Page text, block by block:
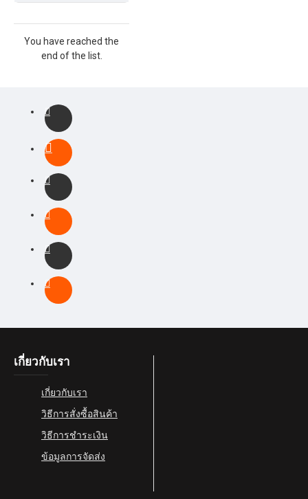
You have reached the
end of the list.
เกี่ยวกับเรา
เกี่ยวกับเรา
วิธีการสั่งซื้อสินค้า
วิธีการชำระเงิน
ข้อมูลการจัดส่ง